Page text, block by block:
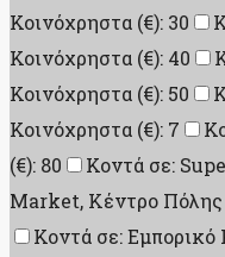
Κοινόχρηστα (€): 30
Κοινόχρηστα (€): 40
Κοινόχρηστα (€): 50
Κοινόχρηστα (€): 7
(€): 80
Κοντά σε:
Market, Κέντρο Πόλης
Κοντά σε: